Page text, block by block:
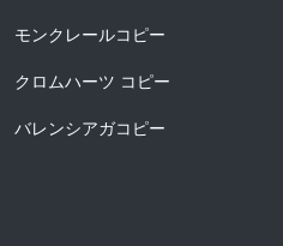
モンクレールコピー
クロムハーツ コピー
バレンシアガコピー